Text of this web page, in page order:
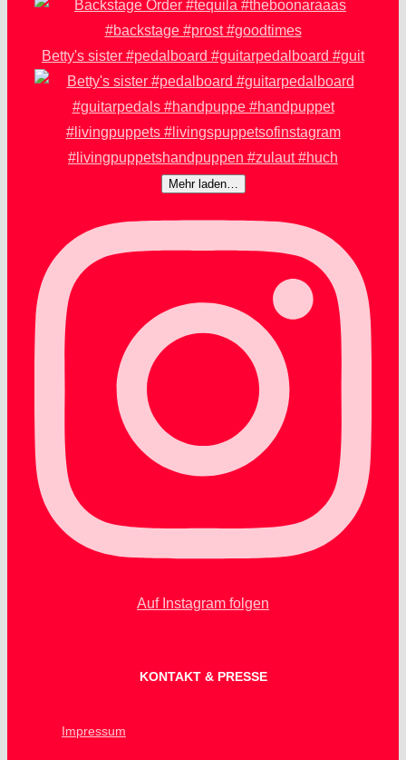
Betty's sister #pedalboard #guitarpedalboard #guit
Mehr laden…
Auf Instagram folgen
KONTAKT & PRESSE
Impressum